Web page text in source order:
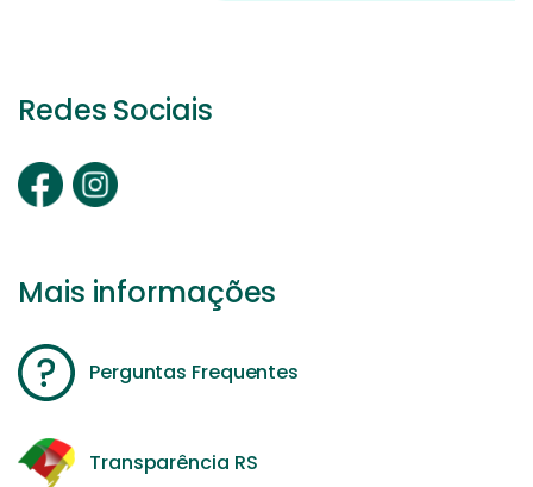
Redes Sociais
Mais informações
Perguntas Frequentes
Transparência RS